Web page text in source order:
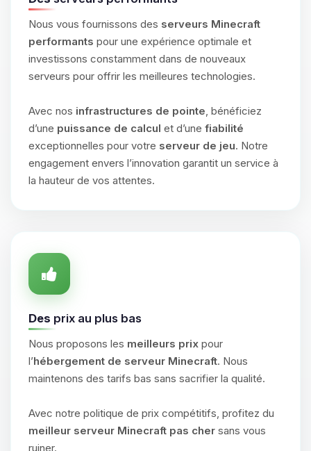
Nous vous fournissons des serveurs Minecraft
performants pour une expérience optimale et
investissons constamment dans de nouveaux
serveurs pour offrir les meilleures technologies.
Avec nos infrastructures de pointe, bénéficiez
d’une puissance de calcul et d’une fiabilité
exceptionnelles pour votre serveur de jeu. Notre
engagement envers l’innovation garantit un service à
la hauteur de vos attentes.
Des prix au plus bas
Nous proposons les meilleurs prix pour
l’hébergement de serveur Minecraft. Nous
maintenons des tarifs bas sans sacrifier la qualité.
Avec notre politique de prix compétitifs, profitez du
meilleur serveur Minecraft pas cher sans vous
ruiner.